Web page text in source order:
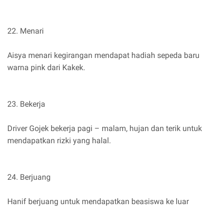
22. Menari
Aisya menari kegirangan mendapat hadiah sepeda baru
warna pink dari Kakek.
23. Bekerja
Driver Gojek bekerja pagi – malam, hujan dan terik untuk
mendapatkan rizki yang halal.
24. Berjuang
Hanif berjuang untuk mendapatkan beasiswa ke luar